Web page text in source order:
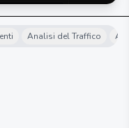
Analisi del Traffico